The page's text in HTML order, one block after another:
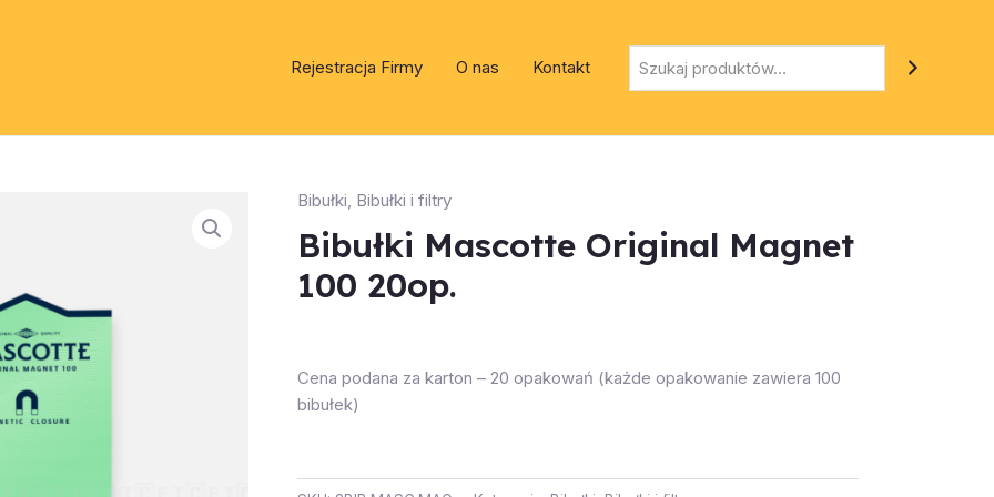
Rejestracja Firmy O nas Kontakt
Bibułki, Bibułki i filtry
Bibułki Mascotte Original Magnet
100 20op.
Cena podana za karton – 20 opakowań (każde opakowanie zawiera 100
bibułek)